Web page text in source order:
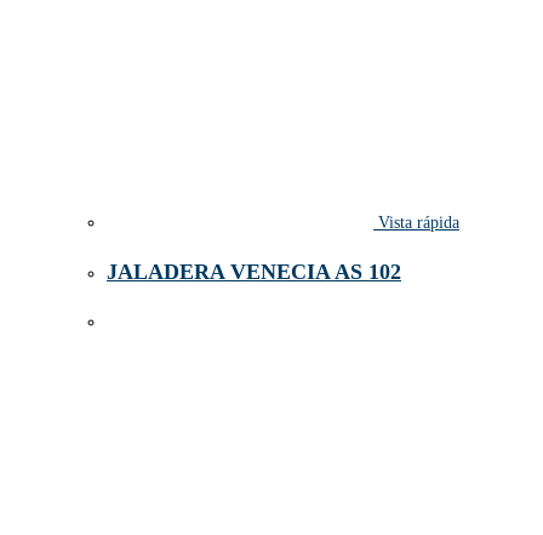
Vista rápida
JALADERA VENECIA AS 102